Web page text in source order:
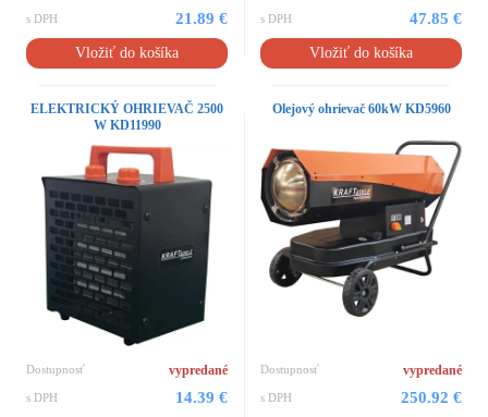
s DPH 21.89 €
Vložiť do košíka
s DPH 47.85 €
Vložiť do košíka
ELEKTRICKÝ OHRIEVAČ 2500
W KD11990
Dostupnosť vypredané
s DPH 14.39 €
Olejový ohrievač 60kW KD5960
Dostupnosť vypredané
s DPH 250.92 €